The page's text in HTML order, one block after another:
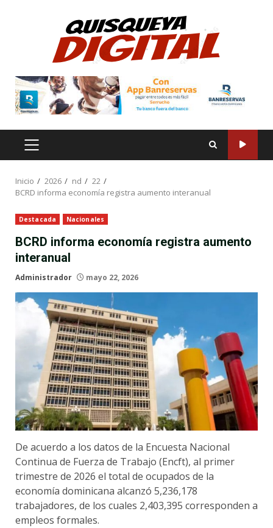
MENÚ
PRINCIPAL
Inicio 2026 nd
22
BCRD informa economía registra aumento interanual
Destacada Nacionales
BCRD informa economía registra aumento
interanual
Administrador mayo 22, 2026
De acuerdo a los datos de la Encuesta Nacional
Continua de Fuerza de Trabajo (Encft), al primer
trimestre de 2026 el total de ocupados de la
economía dominicana alcanzó 5,236,178
trabajadores, de los cuales 2,403,395 corresponden a
empleos formales.